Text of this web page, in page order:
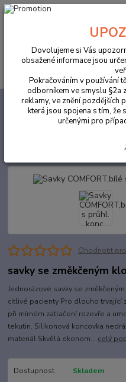
Úvod ORDINACE Savky
Savky
konc. 155mm/
Ohodnotit
savky se změkčeným
Jednorázové savky se
citlivé pacienty Pro dlouho trvající
při mírném zatlačení rozevře a
tekutin. Silikonová koncovka
materiál Skvělá ekonom... celý
Dostupnost
Skladem
Dovolujeme si Vás
obsažené informace jsou
Pokračováním v používání
odborníkem ve smyslu §2a
reklamy, ve znění pozdějších
která jsou spojena s tím, že
určenými pro